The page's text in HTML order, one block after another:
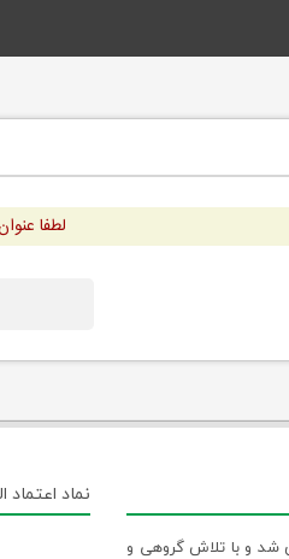
لطفا
در تاریخ ۱۳۹۱/۱/۱۰ راه اندازی شد و با تلاش گروهی و
نماد اعتماد